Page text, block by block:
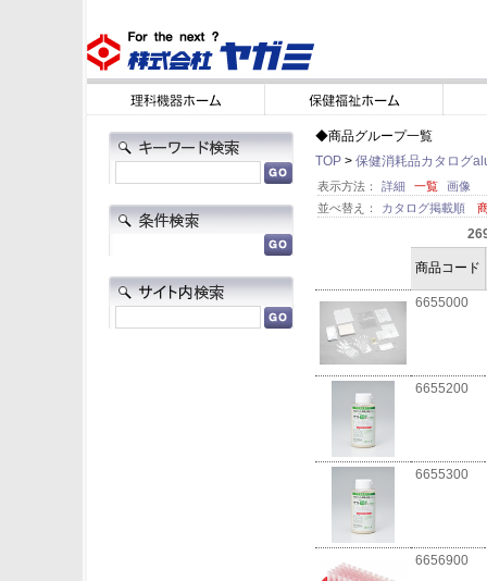
◆商品グループ一覧
TOP > 保健消耗品カタログ
表示方法： 詳細 一覧
画像
並べ替え：
カタログ掲載順
商品コード
6655000
6655200
6655300
6656900